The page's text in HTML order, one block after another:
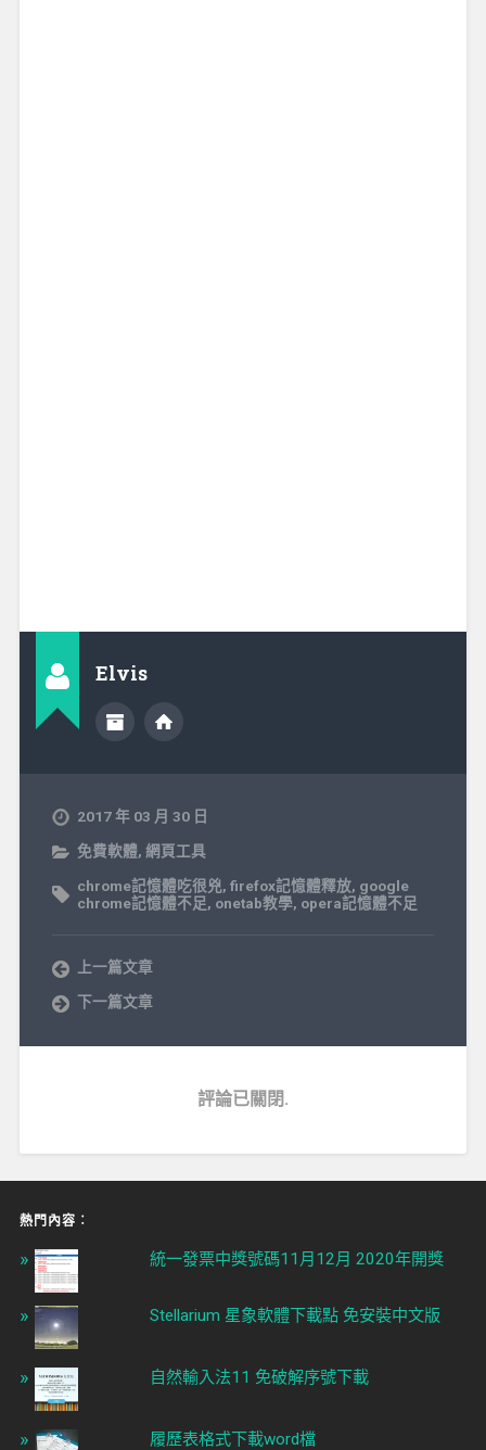
Elvis
2017 年 03 月 30 日
免費軟體, 網頁工具
chrome記憶體吃很兇, firefox記憶體釋放, google
chrome記憶體不足, onetab教學, opera記憶體不足
上一篇文章
下一篇文章
評論已關閉.
熱門內容︰
統一發票中獎號碼11月12月 2020年開獎
Stellarium 星象軟體下載點 免安裝中文版
自然輸入法11 免破解序號下載
履歷表格式下載word檔